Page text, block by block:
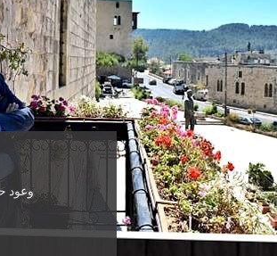
وعود